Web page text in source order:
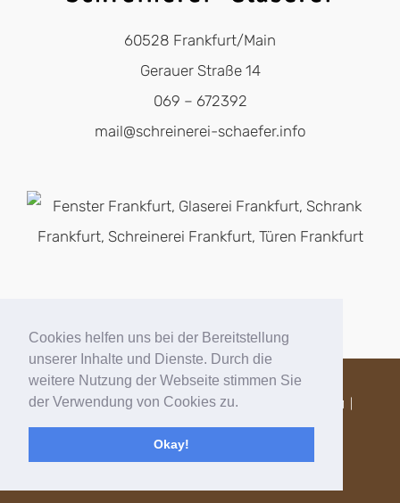
Cookies helfen uns bei der Bereitstellung
unserer Inhalte und Dienste. Durch die
weitere Nutzung der Webseite stimmen Sie
der Verwendung von Cookies zu.
Okay!
60528 Frankfurt/Main
Gerauer Straße 14
069 – 672392
mail@schreinerei-schaefer.info
Copyright © 2025Design by IMPRESSUM
DATENSCHUTZ